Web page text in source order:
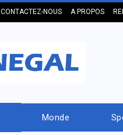
CONTACTEZ-NOUS A PROPOS
Monde